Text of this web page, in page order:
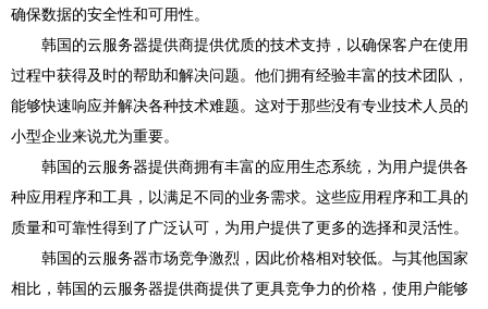
确保数据的安全性和可用性。
韩国的云服务器提供商提供优质的技术支持，以确保客户在使用
过程中获得及时的帮助和解决问题。他们拥有经验丰富的技术团队，
能够快速响应并解决各种技术难题。这对于那些没有专业技术人员的
小型企业来说尤为重要。
韩国的云服务器提供商拥有丰富的应用生态系统，为用户提供各
种应用程序和工具，以满足不同的业务需求。这些应用程序和工具的
质量和可靠性得到了广泛认可，为用户提供了更多的选择和灵活性。
韩国的云服务器市场竞争激烈，因此价格相对较低。与其他国家
相比，韩国的云服务器提供商提供了更具竞争力的价格，使用户能够